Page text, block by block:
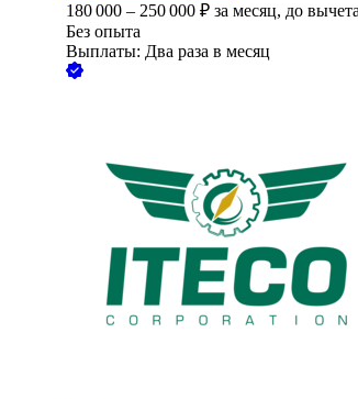
180 000 – 250 000 ₽ за месяц, до
Без опыта
Выплаты: Два раза в месяц